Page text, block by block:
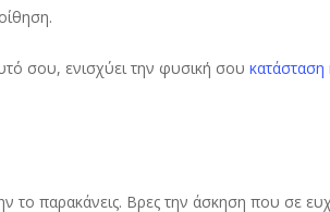
σου, ενισχύει την φυσική σου κατάσταση
παρακάνεις. Βρες την άσκηση που σε